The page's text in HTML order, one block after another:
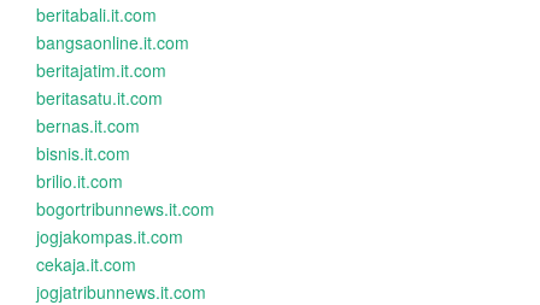
beritabali.it.com
bangsaonline.it.com
beritajatim.it.com
beritasatu.it.com
bernas.it.com
bisnis.it.com
brilio.it.com
bogortribunnews.it.com
jogjakompas.it.com
cekaja.it.com
jogjatribunnews.it.com